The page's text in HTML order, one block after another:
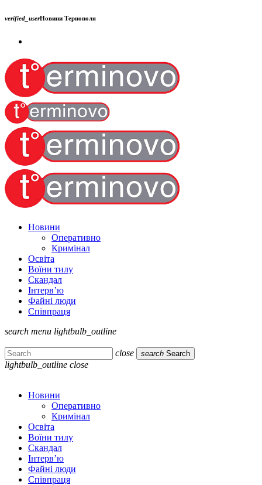
verified_userНовини Тернополя
Новини
Оперативно
Кримінал
Освіта
Воїни тилу
Скандал
Інтерв’ю
Файні люди
Співпраця
search menu lightbulb_outline
close search Search
lightbulb_outline close
Новини
Оперативно
Кримінал
Освіта
Воїни тилу
Скандал
Інтерв’ю
Файні люди
Співпраця